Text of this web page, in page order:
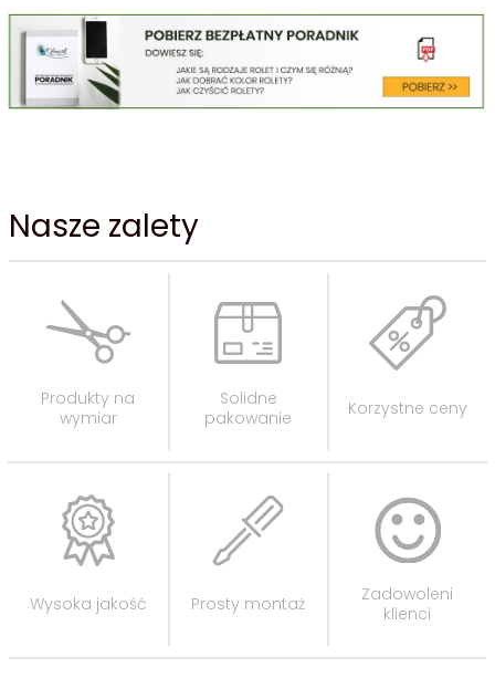
Nasze zalety
Produkty na
wymiar
Solidne
pakowanie
Korzystne ceny
Wysoka jakość Prosty montaż
Zadowoleni
klienci